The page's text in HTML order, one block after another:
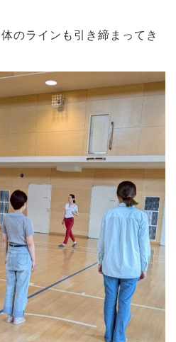
のラインも引き締まってき